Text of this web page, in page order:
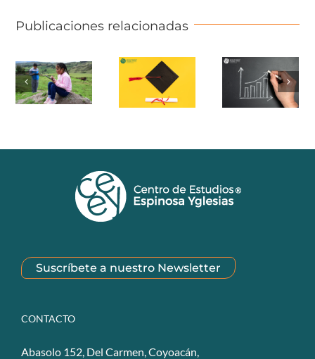
Publicaciones relacionadas
Suscríbete a nuestro Newsletter
CONTACTO
Abasolo 152, Del Carmen, Coyoacán,